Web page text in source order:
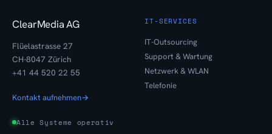
ClearMedia AG
Flüelastrasse 27
CH-8047 Zürich
+41 44 520 22 55
Kontakt aufnehmen→
Alle Systeme operativ
IT-SERVICES
IT-Outsourcing
Support & Wartung
Netzwerk & WLAN
Telefonie